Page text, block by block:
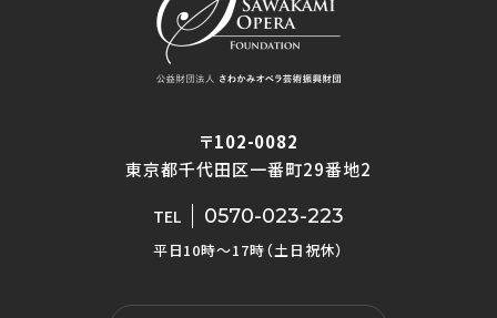
〒102-0082
東京都千代田区一番町29番地2
TEL 0570-023-223
平日10時〜17時（土日祝休）